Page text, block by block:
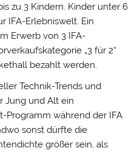
zu 3 Kindern. Kinder unter 6
IFA-Erlebniswelt. Ein
Erwerb von 3 IFA-
„3 für 2“
bezahlt werden.
Technik-Trends und
Jung und Alt ein
Programm während der IFA
sonst dürfte die
größer sein, als